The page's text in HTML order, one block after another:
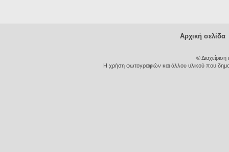
Αρχική σελίδα
©
Η χρήση φωτογραφιών και άλλου υλικού που